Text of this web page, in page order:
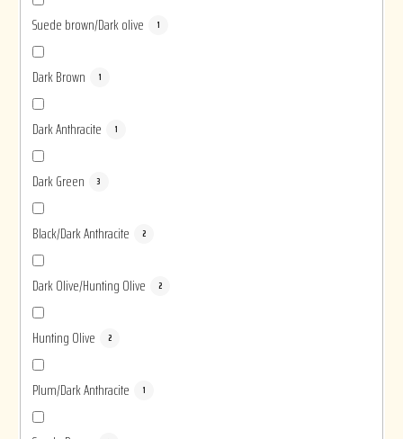
Suede brown/Dark olive 1
Dark Brown 1
Dark Anthracite 1
Dark Green 3
Black/Dark Anthracite 2
Dark Olive/Hunting Olive 2
Hunting Olive 2
Plum/Dark Anthracite 1